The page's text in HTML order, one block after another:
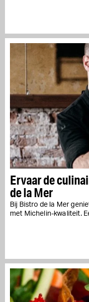
Ervaar de
de la Mer
Bij Bistro de la Mer
met Michelin-kwaliteit.